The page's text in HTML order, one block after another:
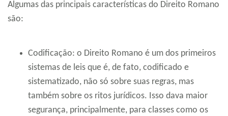
Algumas das principais características do Direito Romano
são:
Codificação: o Direito Romano é um dos primeiros
sistemas de leis que é, de fato, codificado e
sistematizado, não só sobre suas regras, mas
também sobre os ritos jurídicos. Isso dava maior
segurança, principalmente, para classes como os